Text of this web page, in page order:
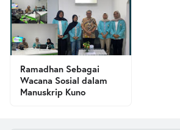
Ramadhan Sebagai
Wacana Sosial dalam
Manuskrip Kuno